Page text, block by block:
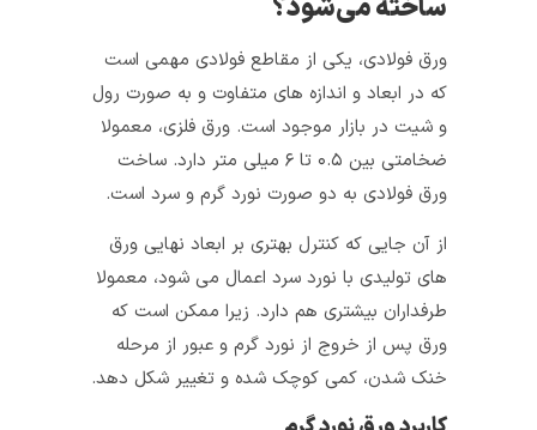
ساخته می‌شود؟
ورق فولادی، یکی از مقاطع فولادی مهمی است
که در ابعاد و اندازه های متفاوت و به صورت رول
و شیت در بازار موجود است. ورق فلزی، معمولا
ضخامتی بین ۰.۵ تا ۶ میلی متر دارد. ساخت
ورق فولادی به دو صورت نورد گرم و سرد است.
از آن جایی که کنترل بهتری بر ابعاد نهایی ورق
های تولیدی با نورد سرد اعمال می شود، معمولا
طرفداران بیشتری هم دارد. زیرا ممکن است که
ورق پس از خروج از نورد گرم و عبور از مرحله
خنک شدن، کمی کوچک شده و تغییر شکل دهد.